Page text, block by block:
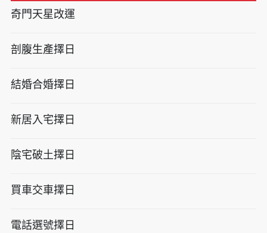
奇門天星改運
剖腹生產擇日
結婚合婚擇日
新居入宅擇日
陰宅破土擇日
買車交車擇日
電話選號擇日